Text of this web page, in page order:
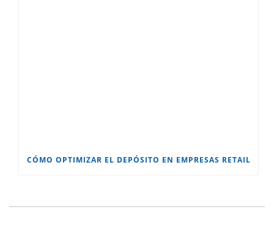
CÓMO OPTIMIZAR EL DEPÓSITO EN EMPRESAS RETAIL